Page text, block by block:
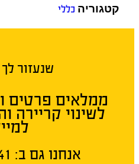
קטגוריה כללי
שנעזור
ממלאים פרטים
לשינוי קריירה
אנחנו גם ב:​ 1700-700-741